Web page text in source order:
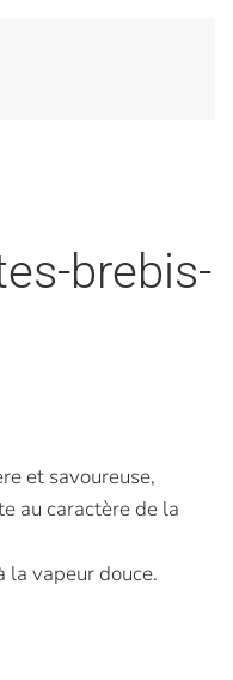
brebis-
et savoureuse,
au caractère de la
la vapeur douce.